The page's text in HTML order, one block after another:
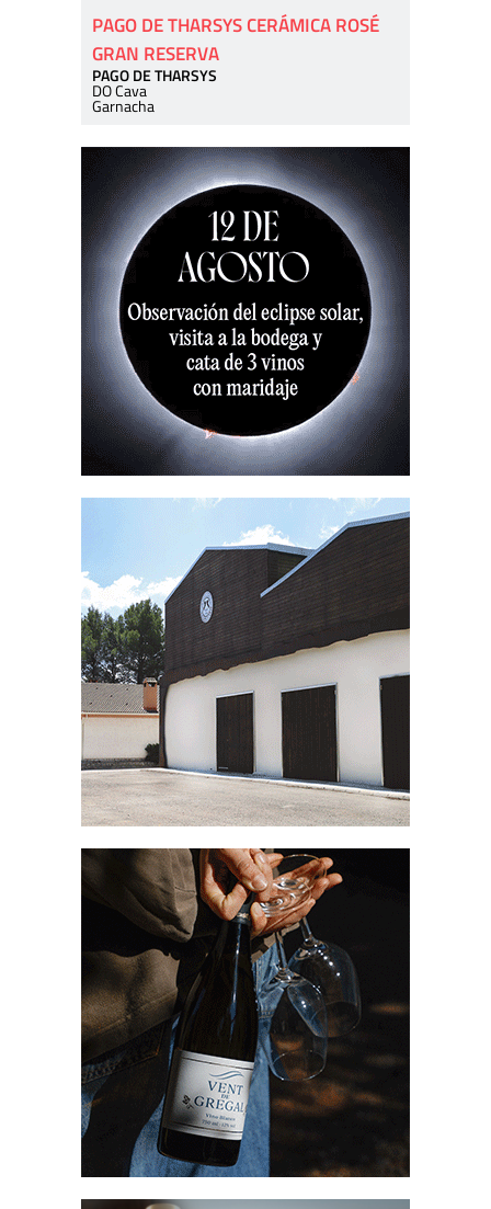
PAGO DE THARSYS CERÁMICA ROSÉ
GRAN RESERVA
PAGO DE THARSYS
DO Cava
Garnacha